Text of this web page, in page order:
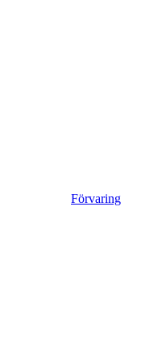
Förvaring